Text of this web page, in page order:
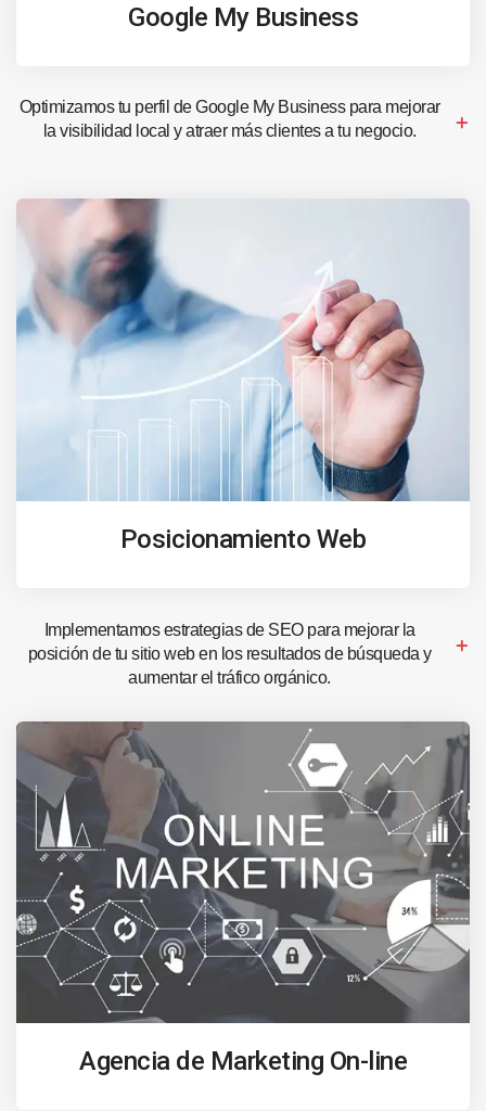
Google My Business
Optimizamos tu perfil de Google My Business para mejorar
la visibilidad local y atraer más clientes a tu negocio.
Posicionamiento Web
Implementamos estrategias de SEO para mejorar la
posición de tu sitio web en los resultados de búsqueda y
aumentar el tráfico orgánico.
Agencia de Marketing On-line